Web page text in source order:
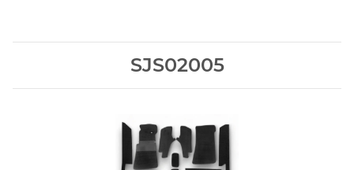
SJS02005